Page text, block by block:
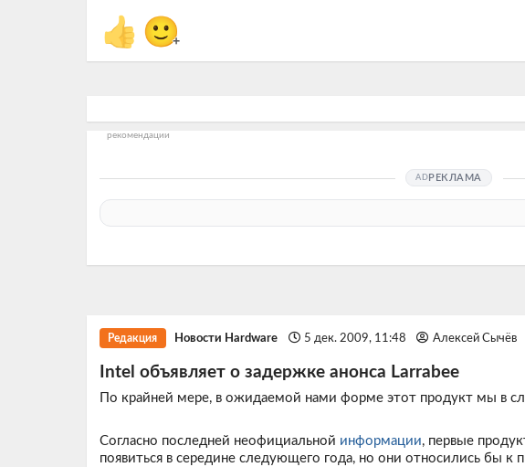
👍 🙂
+
рекомендации
РЕКЛАМА
Редакция Новости Hardware 5 дек. 2009, 11:48 Алексей Сычёв
Intel объявляет о задержке анонса Larrabee
По крайней мере, в ожидаемой нами форме этот продукт мы в
Согласно последней неофициальной информации, первые
появиться в середине следующего года, но они относились бы к